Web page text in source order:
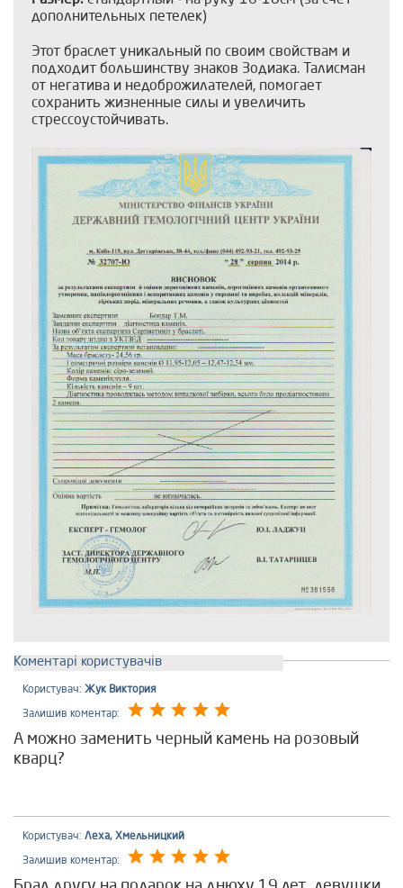
дополнительных петелек)
Этот браслет уникальный по своим свойствам и
подходит большинству знаков Зодиака. Талисман
от негатива и недоброжилателей, помогает
сохранить жизненные силы и увеличить
стрессоустойчивать.
Коментарі користувачів
Користувач: Жук Виктория
Залишив коментар:
А можно заменить черный камень на розовый
кварц?
Користувач: Леха, Хмельницкий
Залишив коментар: